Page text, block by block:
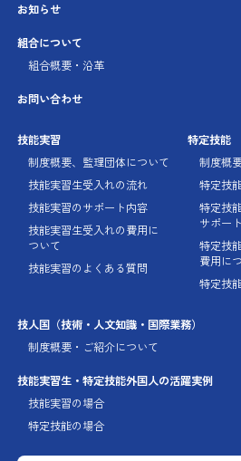
お知らせ
組合について
組合概要・沿革
お問い合わせ
技能実習
制度概要、監理団体について
技能実習生受入れの流れ
技能実習のサポート内容
技能実習生受入れの費用に
ついて
技能実習のよくある質問
特定技能
制度概
特定技
特定技
サポー
特定技
費用に
特定技
技人国 （技術・人文知識・国際業務）
制度概要・ご紹介について
技能実習生・特定技能外国人の活躍実例
技能実習の場合
特定技能の場合